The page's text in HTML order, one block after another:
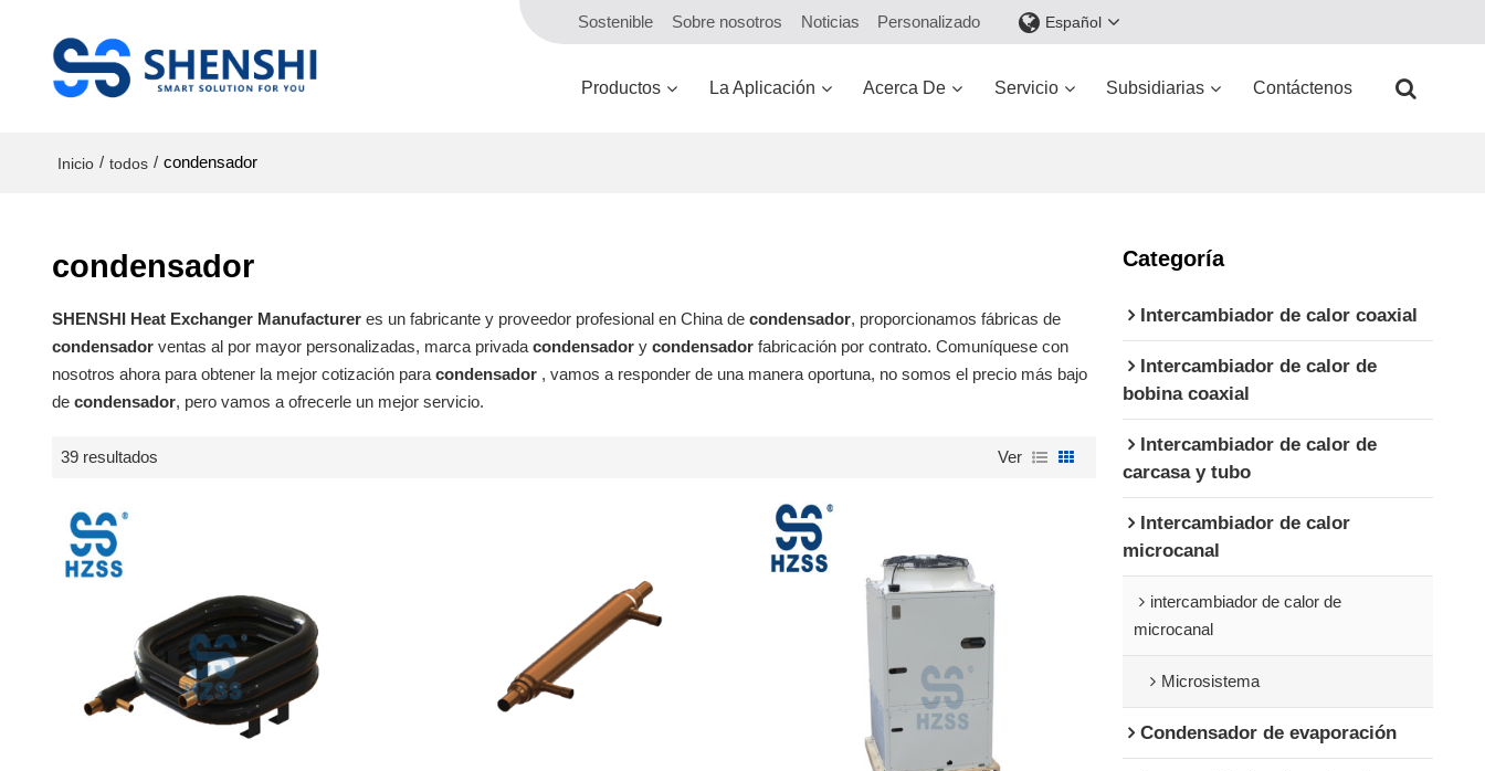
Sostenible Sobre nosotros Noticias Personalizado Español
Productos La Aplicación Acerca De Servicio Subsidiarias Contáctenos
Inicio / todos / condensador
condensador
SHENSHI Heat Exchanger Manufacturer​es un fabricante y proveedor profesional en China de condensador, proporcionamos fábricas de
condensadorventas al por mayor personalizadas, marca privada condensadory condensadorfabricación por contrato. Comuníquese con
nosotros ahora para obtener la mejor cotización para condensador, vamos a responder de una manera oportuna, no somos el precio más bajo
de condensador, pero vamos a ofrecerle un mejor servicio.
39 resultados Ver
Categoría
Intercambiador de calor coaxial
Intercambiador de calor de
bobina coaxial
Intercambiador de calor de
carcasa y tubo
Intercambiador de calor
microcanal
intercambiador de calor de
microcanal
Microsistema
Condensador de evaporación